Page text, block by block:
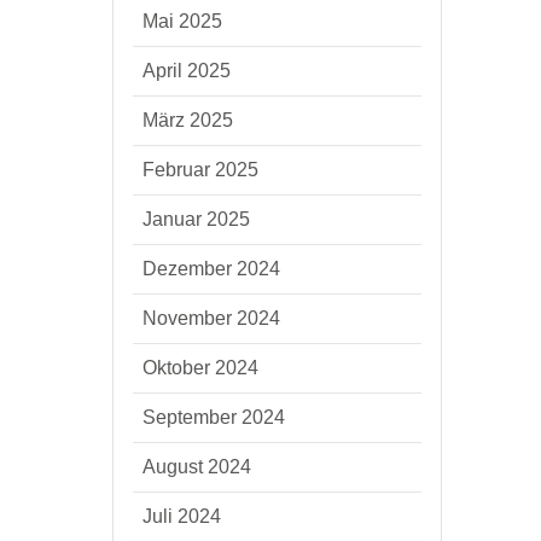
Mai 2025
April 2025
März 2025
Februar 2025
Januar 2025
Dezember 2024
November 2024
Oktober 2024
September 2024
August 2024
Juli 2024